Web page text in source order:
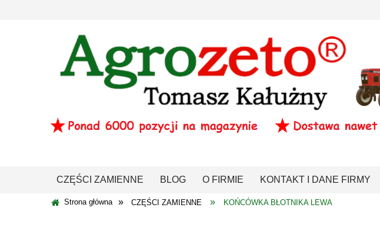
CZĘŚCI ZAMIENNE BLOG O FIRMIE KONTAKT I DANE FIRMY
Strona główna » CZĘŚCI ZAMIENNE » KOŃCÓWKA BŁOTNIKA LEWA